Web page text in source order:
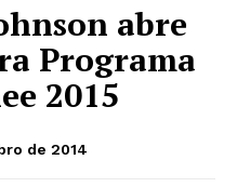
abre
Programa
2015
de 2014